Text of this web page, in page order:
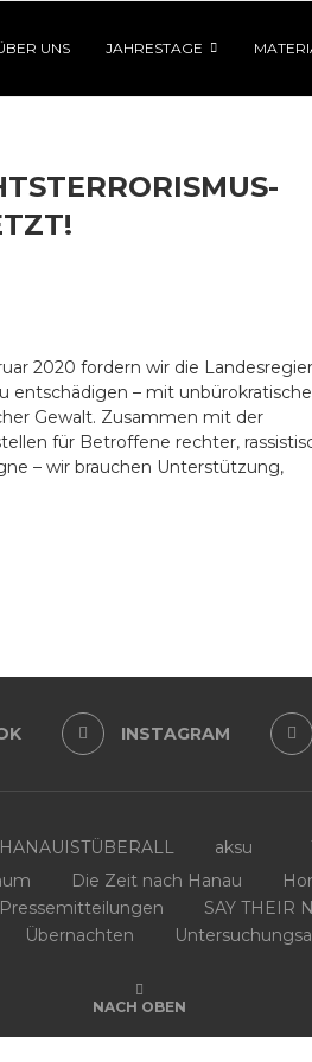
UNS JAHRESTAGE
2020 fordern wir die
entschädigen – mit
Gewalt. Zusammen mit der
für Betroffene rechter,
– wir brauchen Unterstützung,
INSTAGRAM
aksu
Die Zeit nach Hanau
Pressemitteilungen
SAY THEIR
Übernachten
NACH OBEN